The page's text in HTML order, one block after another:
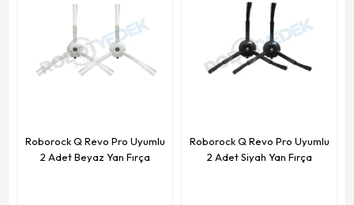
Roborock Q Revo Pro Uyumlu
2 Adet Beyaz Yan Fırça
Roborock Q Revo Pro Uyumlu
2 Adet Siyah Yan Fırça